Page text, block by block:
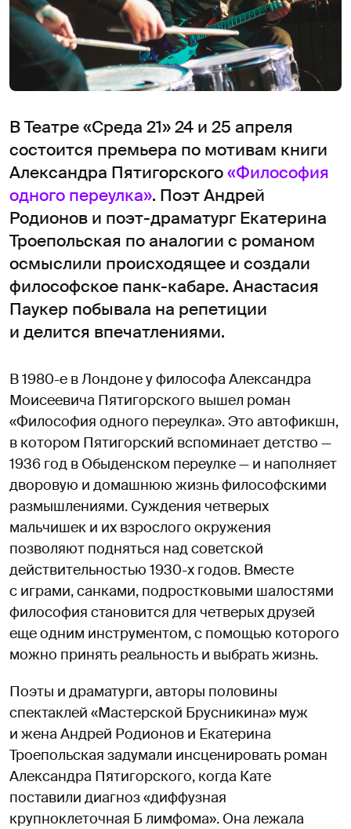
В Театре «Среда 21» 24 и 25 апреля
состоится премьера по мотивам книги
Александра Пятигорского«Философия
одного переулка». Поэт Андрей
Родионов и поэт-драматург Екатерина
Троепольская по аналогии с романом
осмыслили происходящее и создали
философское панк-кабаре. Анастасия
Паукер побывала на репетиции
и делится впечатлениями.
В 1980-е в Лондоне у философа Александра
Моисеевича Пятигорского вышел роман
«Философия одного переулка». Это автофикшн,
в котором Пятигорский вспоминает детство —
1936 год в Обыденском переулке — и наполняет
дворовую и домашнюю жизнь философскими
размышлениями. Суждения четверых
мальчишек и их взрослого окружения
позволяют подняться над советской
действительностью 1930-х годов. Вместе
с играми, санками, подростковыми шалостями
философия становится для четверых друзей
еще одним инструментом, с помощью которого
можно принять реальность и выбрать жизнь.
Поэты и драматурги, авторы половины
спектаклей «Мастерской Брусникина» муж
и жена Андрей Родионов и Екатерина
Троепольская задумали инсценировать роман
Александра Пятигорского, когда Кате
поставили диагноз «диффузная
крупноклеточная Б лимфома». Она лежала